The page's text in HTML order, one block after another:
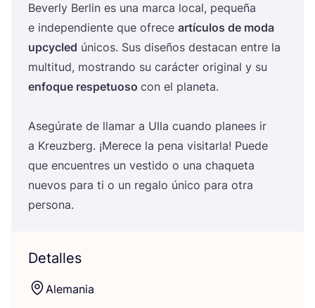
Beverly Ber­lin es una mar­ca local, peque­ña
e inde­pen­dien­te que ofre­ce artícu­los de moda
upcy­cled úni­cos. Sus dise­ños des­ta­can entre la
mul­ti­tud, mos­tran­do su carác­ter ori­gi­nal y su
enfo­que res­pe­tuo­so con el pla­ne­ta.
Ase­gú­ra­te de lla­mar a Ulla cuan­do pla­nees ir
a Kreuz­berg. ¡Mere­ce la pena visi­tar­la! Pue­de
que encuen­tres un ves­ti­do o una cha­que­ta
nue­vos para ti o un rega­lo úni­co para otra
persona.
Detalles
Ale­ma­nia